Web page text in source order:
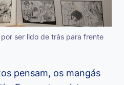
ser lido de trás para frente
pensam, os mangás